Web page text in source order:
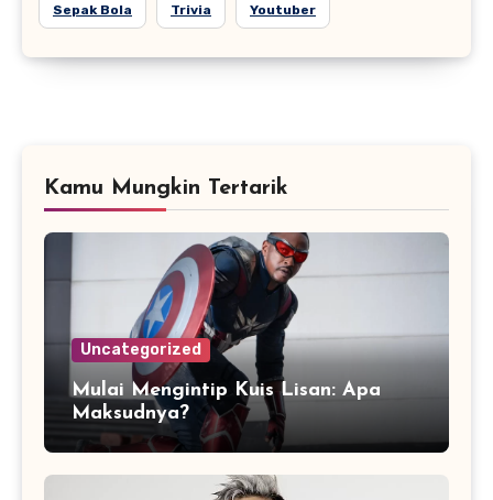
Sepak Bola Trivia Youtuber
Kamu Mungkin Tertarik
Uncategorized
Mulai Mengintip Kuis Lisan: Apa
Maksudnya?